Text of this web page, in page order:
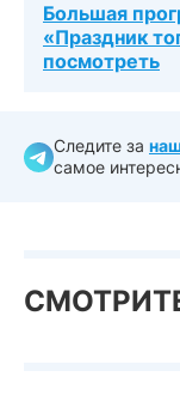
Большая
«Праздник
посмотреть
Следите за
самое